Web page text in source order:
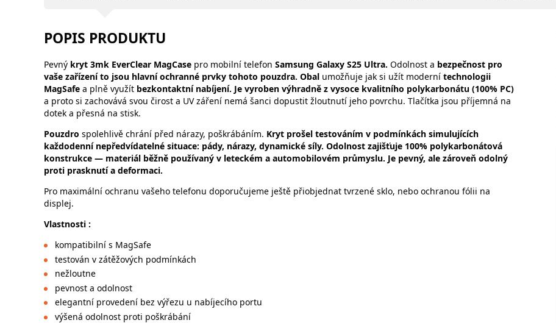
POPIS PRODUKTU
Pevný kryt 3mk EverClear MagCase pro mobilní telefon Samsung Galaxy S25 Ultra. Odolnost a bezpečnost pro
vaše zařízení to jsou hlavní ochranné prvky tohoto pouzdra. Obal umožňuje jak si užít moderní technologii
MagSafe a plně využít bezkontaktní nabíjení. Je vyroben výhradně z vysoce kvalitního polykarbonátu (100% PC)
a proto si zachovává svou čirost a UV záření nemá šanci dopustit žloutnutí jeho povrchu. Tlačítka jsou příjemná na
dotek a přesná na stisk.
Pouzdro spolehlivě chrání před nárazy, poškrábáním. Kryt prošel testováním v podmínkách simulujících
každodenní nepředvídatelné situace: pády, nárazy, dynamické síly. Odolnost zajišťuje 100% polykarbonátová
konstrukce — materiál běžně používaný v leteckém a automobilovém průmyslu. Je pevný, ale zároveň odolný
proti prasknutí a deformaci.
Pro maximální ochranu vašeho telefonu doporučujeme ještě přiobjednat tvrzené sklo, nebo ochranou fólii na
displej.
Vlastnosti :
kompatibilní s MagSafe
testován v zátěžových podmínkách
nežloutne
pevnost a odolnost
elegantní provedení bez výřezu u nabíjecího portu
výšená odolnost proti poškrábání